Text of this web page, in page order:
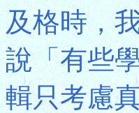
及格時，
說「有些
輯只考慮